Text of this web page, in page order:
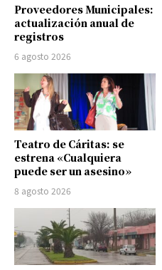
Proveedores Municipales:
actualización anual de
registros
6 agosto 2026
Teatro de Cáritas: se
estrena «Cualquiera
puede ser un asesino»
8 agosto 2026